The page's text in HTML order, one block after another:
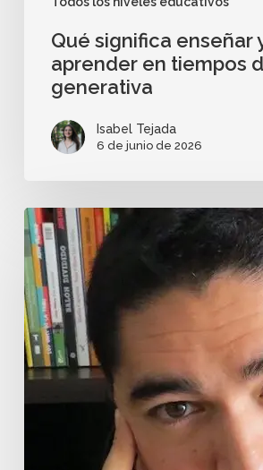
Qué significa enseñar
aprender en tiempos
generativa
Isabel Tejada
6 de junio de 2026